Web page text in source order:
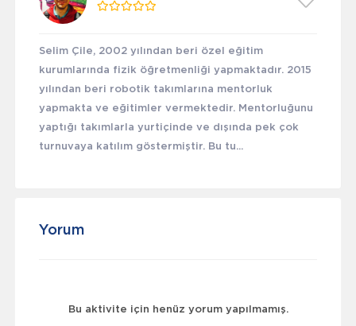
Selim Çile, 2002 yılından beri özel eğitim
kurumlarında fizik öğretmenliği yapmaktadır. 2015
yılından beri robotik takımlarına mentorluk
yapmakta ve eğitimler vermektedir. Mentorluğunu
yaptığı takımlarla yurtiçinde ve dışında pek çok
turnuvaya katılım göstermiştir. Bu tu...
Yorum
Bu aktivite için henüz yorum yapılmamış.